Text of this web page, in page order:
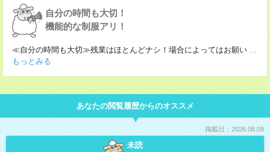
自分の時間も大切！
機能的な制服アリ！
≪自分の時間も大切≫残業はほとんどナシ！場合によってはお願い ...
もっとみる
あなたの閲覧履歴からのオススメ
掲載日：2026.08.09
未読